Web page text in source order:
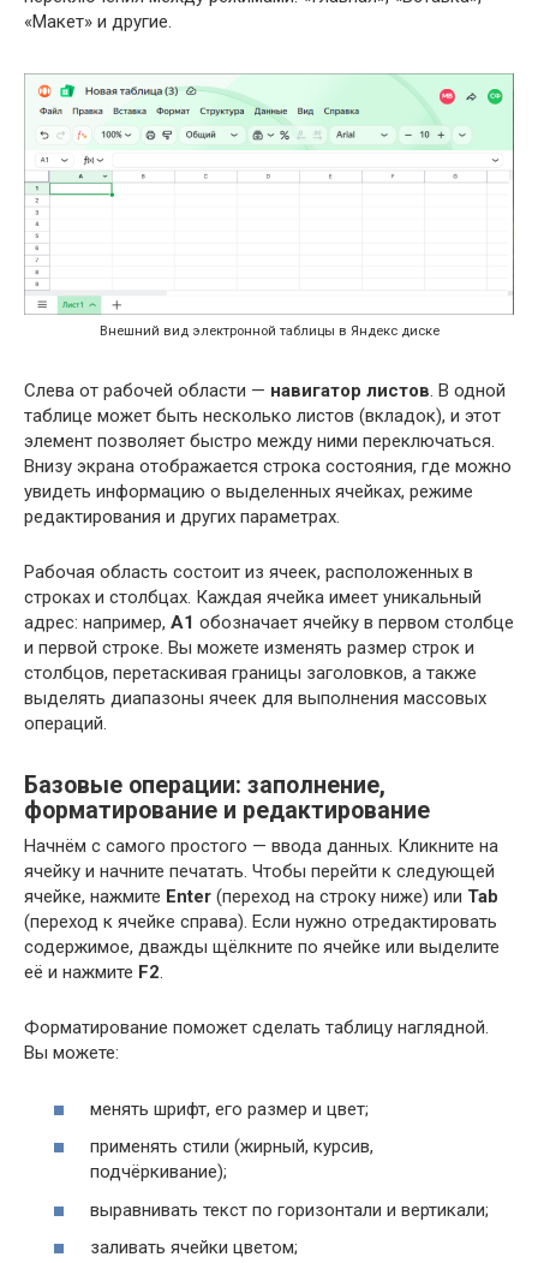
«Макет» и другие.
Внешний вид электронной таблицы в Яндекс диске
Слева от рабочей области — навигатор листов. В одной
таблице может быть несколько листов (вкладок), и этот
элемент позволяет быстро между ними переключаться.
Внизу экрана отображается строка состояния, где можно
увидеть информацию о выделенных ячейках, режиме
редактирования и других параметрах.
Рабочая область состоит из ячеек, расположенных в
строках и столбцах. Каждая ячейка имеет уникальный
адрес: например, A1 обозначает ячейку в первом столбце
и первой строке. Вы можете изменять размер строк и
столбцов, перетаскивая границы заголовков, а также
выделять диапазоны ячеек для выполнения массовых
операций.
Базовые операции: заполнение,
форматирование и редактирование
Начнём с самого простого — ввода данных. Кликните на
ячейку и начните печатать. Чтобы перейти к следующей
ячейке, нажмите Enter (переход на строку ниже) или Tab
(переход к ячейке справа). Если нужно отредактировать
содержимое, дважды щёлкните по ячейке или выделите
её и нажмите F2.
Форматирование поможет сделать таблицу наглядной.
Вы можете:
менять шрифт, его размер и цвет;
применять стили (жирный, курсив,
подчёркивание);
выравнивать текст по горизонтали и вертикали;
заливать ячейки цветом;